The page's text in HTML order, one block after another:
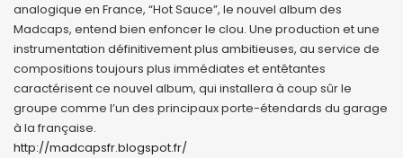
analogique en France, “Hot Sauce”, le nouvel album des
Madcaps, entend bien enfoncer le clou. Une production et une
instrumentation définitivement plus ambitieuses, au service de
compositions toujours plus immédiates et entêtantes
caractérisent ce nouvel album, qui installera à coup sûr le
groupe comme l’un des principaux porte-étendards du garage
à la française.
http://madcapsfr.blogspot.fr/